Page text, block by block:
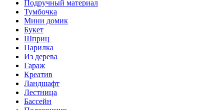
Подручный материал
Тумбочка
Мини домик
Букет
Шприц
Парилка
Из дерева
Гараж
Креатив
Ландшафт
Лестница
Бассейн